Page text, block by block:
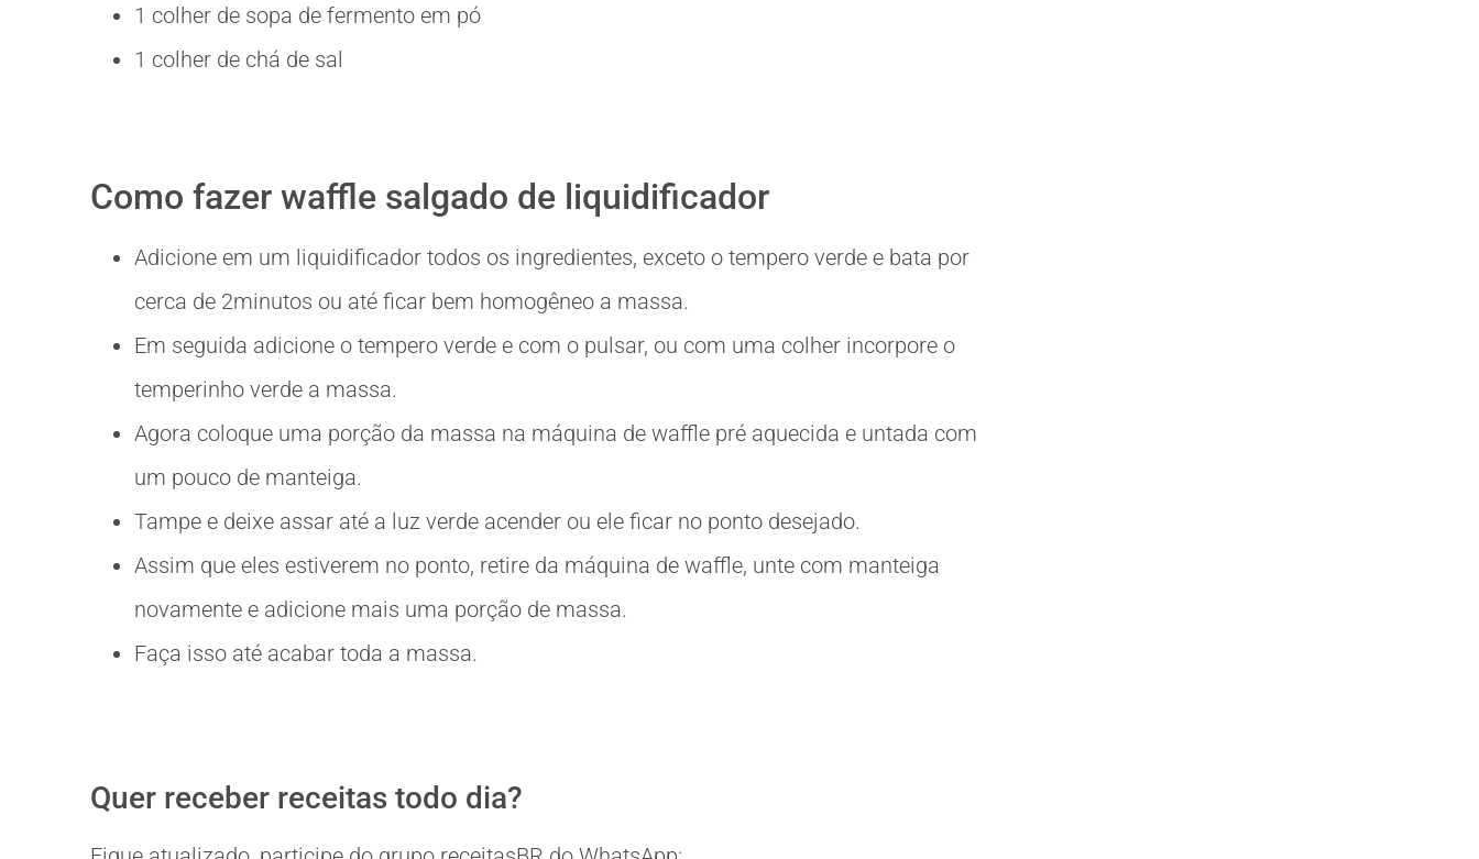
1 colher de sopa de fermento em pó
1 colher de chá de sal
Como fazer waffle salgado de liquidificador
Adicione em um liquidificador todos os ingredientes, exceto o tempero verde e bata por
cerca de 2minutos ou até ficar bem homogêneo a massa.
Em seguida adicione o tempero verde e com o pulsar, ou com uma colher incorpore o
temperinho verde a massa.
Agora coloque uma porção da massa na máquina de waffle pré aquecida e untada com
um pouco de manteiga.
Tampe e deixe assar até a luz verde acender ou ele ficar no ponto desejado.
Assim que eles estiverem no ponto, retire da máquina de waffle, unte com manteiga
novamente e adicione mais uma porção de massa.
Faça isso até acabar toda a massa.
Quer receber receitas todo dia?